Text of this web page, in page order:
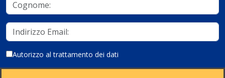
Autorizzo al trattamento dei dati